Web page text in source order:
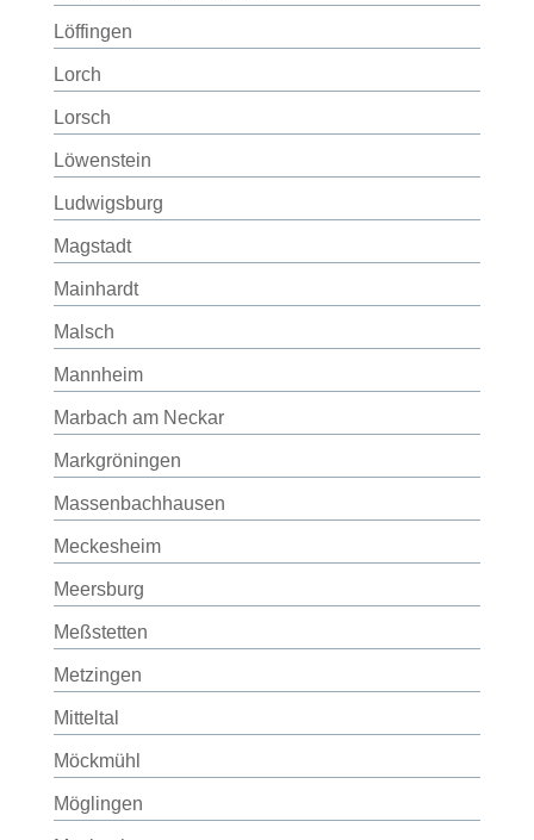
Löffingen
Lorch
Lorsch
Löwenstein
Ludwigsburg
Magstadt
Mainhardt
Malsch
Mannheim
Marbach am Neckar
Markgröningen
Massenbachhausen
Meckesheim
Meersburg
Meßstetten
Metzingen
Mitteltal
Möckmühl
Möglingen